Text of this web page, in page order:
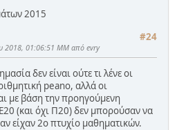
2015
#24
2018, 01:06:51 ΜΜ από evry
δεν είναι ούτε τι λένε οι
peano, αλλά οι
με βάση την προηγούμενη
(και όχι Π20) δεν μπορούσαν να
είχαν 2ο πτυχίο μαθηματικών.